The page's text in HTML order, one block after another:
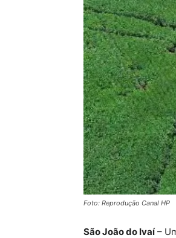
Foto: Reprodução Canal HP
São João do Ivaí–